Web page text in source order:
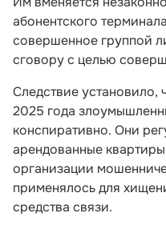
абонентского
совершенное группой
сговору с целью
Следствие установило,
2025 года
конспиративно. Они
арендованные
организации
применялось для
средства связи.